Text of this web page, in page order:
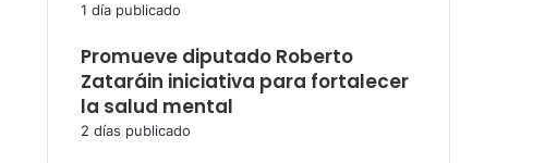
1 día publicado
Promueve diputado Roberto
Zataráin iniciativa para fortalecer
la salud mental
2 días publicado